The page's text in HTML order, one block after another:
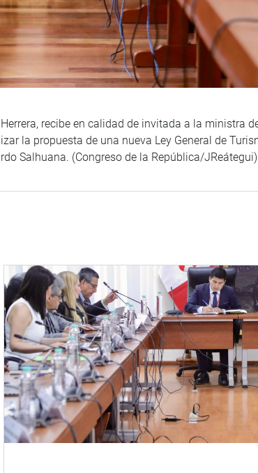
recibe en calidad de invitada a la ministra
la propuesta de una nueva Ley General de
Salhuana. (Congreso de la República/JReátegui)